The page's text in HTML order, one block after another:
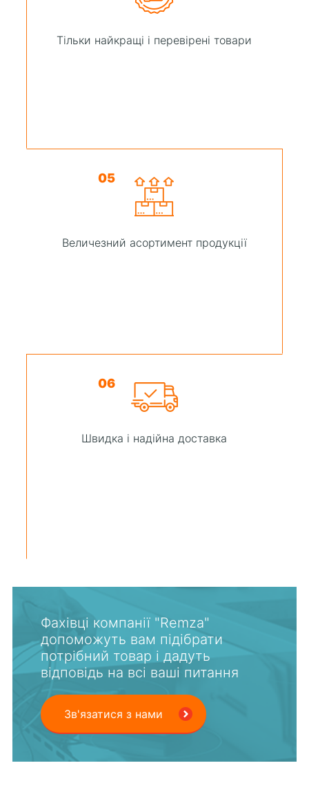
Тільки найкращі і перевірені товари
05
Величезний асортимент продукції
06
Швидка і надійна доставка
Фахівці компанії "Remza"
допоможуть вам підібрати
потрібний товар і дадуть
відповідь на всі ваші питання
Зв'язатися з нами